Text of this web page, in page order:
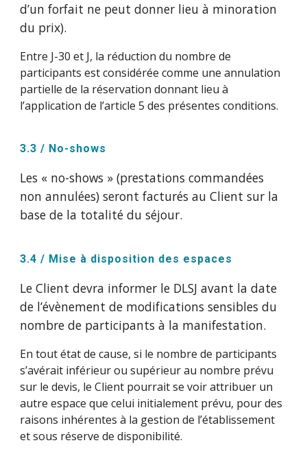
d’un forfait ne peut donner lieu à minoration
du prix).
Entre J-30 et J, la réduction du nombre de
participants est considérée comme une annulation
partielle de la réservation donnant lieu à
l’application de l’article 5 des présentes conditions.
3.3 / No-shows
Les « no-shows » (prestations commandées
non annulées) seront facturés au Client sur la
base de la totalité du séjour.
3.4 / Mise à disposition des espaces
Le Client devra informer le DLSJ avant la date
de l’évènement de modifications sensibles du
nombre de participants à la manifestation.
En tout état de cause, si le nombre de participants
s’avérait inférieur ou supérieur au nombre prévu
sur le devis, le Client pourrait se voir attribuer un
autre espace que celui initialement prévu, pour des
raisons inhérentes à la gestion de l’établissement
et sous réserve de disponibilité.